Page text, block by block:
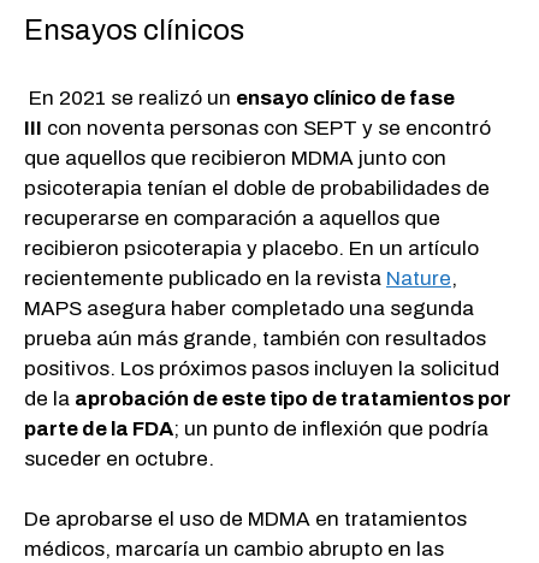
Ensayos clínicos
En 2021 se realizó un ensayo clínico de fase
III con noventa personas con SEPT y se encontró
que aquellos que recibieron MDMA junto con
psicoterapia tenían el doble de probabilidades de
recuperarse en comparación a aquellos que
recibieron psicoterapia y placebo. En un artículo
recientemente publicado en la revista Nature,
MAPS asegura haber completado una segunda
prueba aún más grande, también con resultados
positivos. Los próximos pasos incluyen la solicitud
de la aprobación de este tipo de tratamientos por
parte de la FDA; un punto de inflexión que podría
suceder en octubre.
De aprobarse el uso de MDMA en tratamientos
médicos, marcaría un cambio abrupto en las